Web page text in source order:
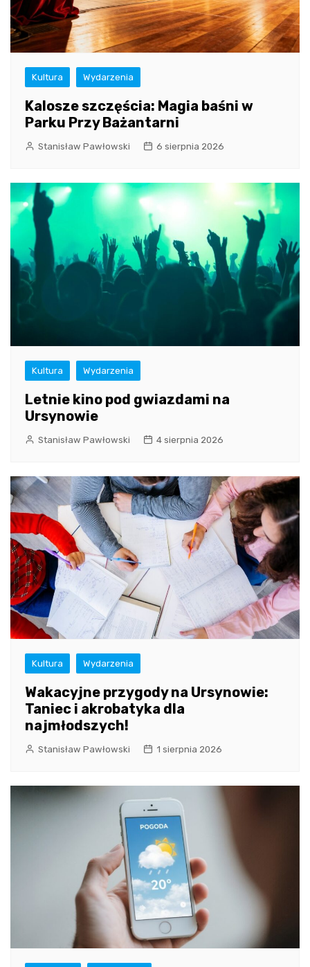
Kultura Wydarzenia
Kalosze szczęścia: Magia baśni w
Parku Przy Bażantarni
Stanisław Pawłowski 6 sierpnia 2026
Kultura Wydarzenia
Letnie kino pod gwiazdami na
Ursynowie
Stanisław Pawłowski 4 sierpnia 2026
Kultura Wydarzenia
Wakacyjne przygody na Ursynowie:
Taniec i akrobatyka dla
najmłodszych!
Stanisław Pawłowski 1 sierpnia 2026